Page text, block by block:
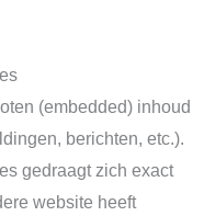
(embedded) inhoud
berichten, etc.).
gedraagt zich exact
website heeft